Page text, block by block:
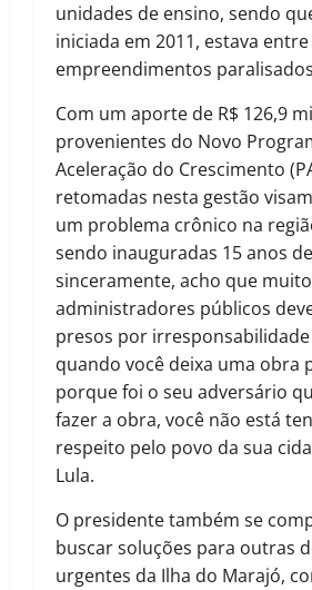
unidades de ensino, sendo
iniciada em 2011, estava
empreendimentos
Com um aporte de R$ 126,9
provenientes do Novo
Aceleração do Crescimento
retomadas nesta gestão
um problema crônico na
sendo inauguradas 15 anos
sinceramente, acho que
administradores públicos
presos por
quando você deixa uma obra
porque foi o seu adversário
fazer a obra, você não está
respeito pelo povo da sua
Lula.
O presidente também se
buscar soluções para outras
urgentes da Ilha do Marajó,